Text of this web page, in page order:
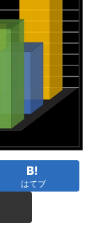
はてブ